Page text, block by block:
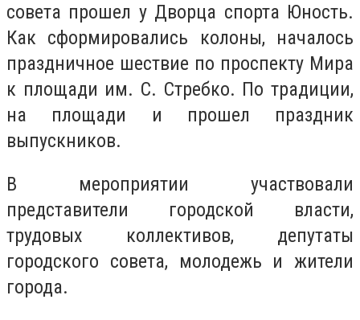
совета прошел у Дворца спорта Юность.
Как сформировались колоны, началось
праздничное шествие по проспекту Мира
к площади им. С. Стребко. По традиции,
на площади и прошел праздник
выпускников.
В мероприятии участвовали
представители городской власти,
трудовых коллективов, депутаты
городского совета, молодежь и жители
города.